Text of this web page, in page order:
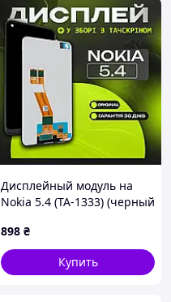
Дисплейный модуль на
Nokia 5.4 (TA-1333) (черный
Нокия 5.4
898 ₴
Купить